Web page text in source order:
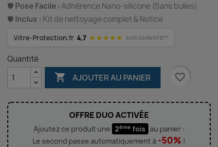
🛡️ Pose Facile :Adhérence Nano-silicone (Sans bulles)
🛡️ Inclus : Kit de nettoyage complet & Notice
Vitre-Protection.fr 4,7 ★★★★★ AVIS GARANTIS™
Quantité
 AJOUTER AU PANIER favorite_border
OFFRE DUO ACTIVÉE
Ajoutez ce produit une 2ème fois au panier :
Le second passe automatiquement à -50% !